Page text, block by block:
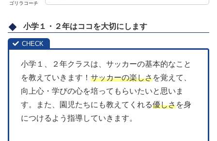
ゴリラコーチ
小学１・２年はココを大切にします
小学１、２年クラスは、サッカーの基本的なこと
を教えていきます！ サッカーの楽しさを覚えて、
向上心・学びの心を培ってもらいたいと思いま
す。また、園児たちにも教えてくれる優しさを身
につけるよう指導していきます。